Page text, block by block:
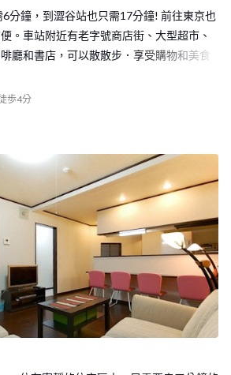
分鐘，到澀谷站也只需17分鐘! 前往東京也
。車站附近有老字號商店街、大型超市、
廳和書店，可以散散步．享受購物和美食
歩4分